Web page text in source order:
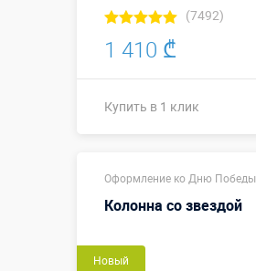
(7492)
1 410 ₾
Купить в 1 клик
Оформление ко Дню Победы
Колонна со звездой
Новый